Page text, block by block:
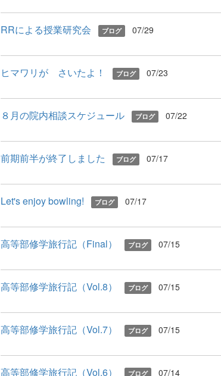
RRによる授業研究会 ブログ 07/29
ヒマワリが さいたよ！ ブログ 07/23
８月の院内相談スケジュール ブログ 07/22
前期前半が終了しました ブログ 07/17
Let's enjoy bowling! ブログ 07/17
高等部修学旅行記（Final） ブログ 07/15
高等部修学旅行記（Vol.8） ブログ 07/15
高等部修学旅行記（Vol.7） ブログ 07/15
高等部修学旅行記（Vol.6） ブログ 07/14